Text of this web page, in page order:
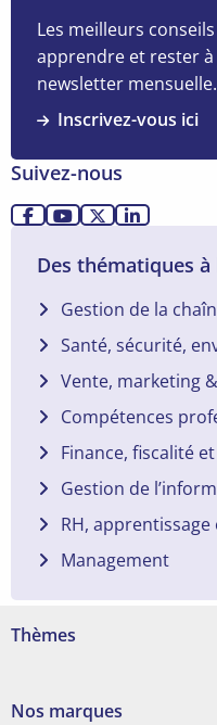
Les meilleurs
apprendre et rester
newsletter mensuelle.
Inscrivez-vous ici
Suivez-nous
Allez
sur
Facebook
Allez
sur
YouTube
Allez
sur
X
Allez
sur
LinkedIn
Des thématiques à
Gestion de la
Santé, sécurité,
Vente, marketing
Compétences
Finance, fiscalité
Gestion de
RH,
Management
Thèmes
Nos marques